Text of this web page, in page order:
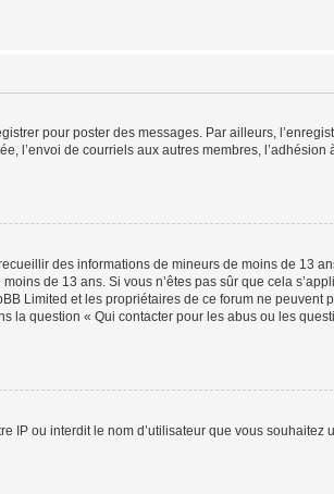
pour poster des messages. Par ailleurs,
l’envoi de courriels aux autres membres, l’adhésion
des informations de mineurs de moins de 13
de 13 ans. Si vous n’êtes pas sûr que cela
Limited et les propriétaires de ce forum ne peuvent
la question « Qui contacter pour les abus ou les
IP ou interdit le nom d’utilisateur que vous souhaitez